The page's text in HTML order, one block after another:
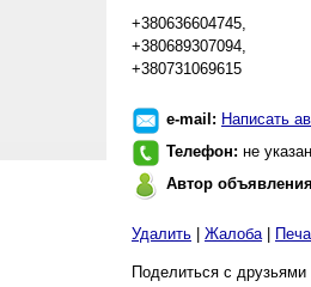
+380636604745,
+380689307094,
+380731069615
e-mail: Написать
Телефон: не указан
Автор
Удалить Жалоба|
Поделиться с